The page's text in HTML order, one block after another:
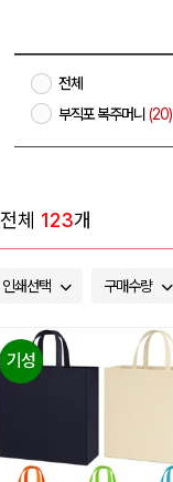
전체
부직포 복주머니 (20)
전체 123개
인쇄선택 구매수량
기성